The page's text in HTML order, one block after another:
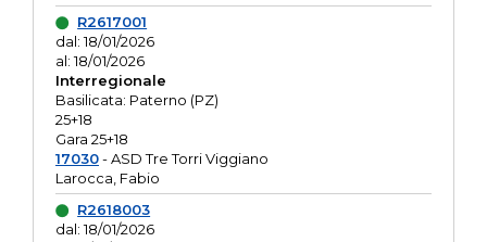
R2617001
dal: 18/01/2026
al: 18/01/2026
Interregionale
Basilicata: Paterno (PZ)
25+18
Gara 25+18
17030- ASD Tre Torri Viggiano
Larocca, Fabio
R2618003
dal: 18/01/2026